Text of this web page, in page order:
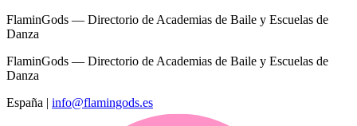
FlaminGods — Directorio de Academias de Baile y Escuelas de
Danza
FlaminGods — Directorio de Academias de Baile y Escuelas de
Danza
España | info@flamingods.es